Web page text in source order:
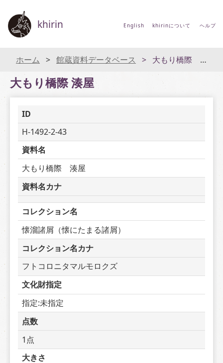
khirin English khirinについて ヘルプ
ホーム 館蔵資料データベース 大もり橋際 湊屋
大もり橋際 湊屋
ID
H-1492-2-43
資料名
大もり橋際　湊屋
資料名カナ
コレクション名
懐溜諸屑（懐にたまる諸屑）
コレクション名カナ
フトコロニタマルモロクズ
文化財指定
指定:未指定
点数
1点
大きさ